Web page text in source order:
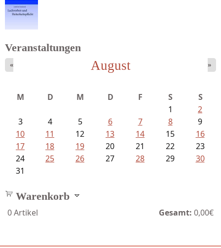
Sigune Schnabel und Philipp...
Meinhold, Gottfried - Lachverbot...
Veranstaltungen
August
« »
M D M D F S
S
1
2
3
4 5 6 7 8
9
10
11 12 13 14 15
16
17
18 19 20 21 22
23
24
25 26 27 28 29
30
31
Warenkorb
0Artikel Gesamt: 0,00€